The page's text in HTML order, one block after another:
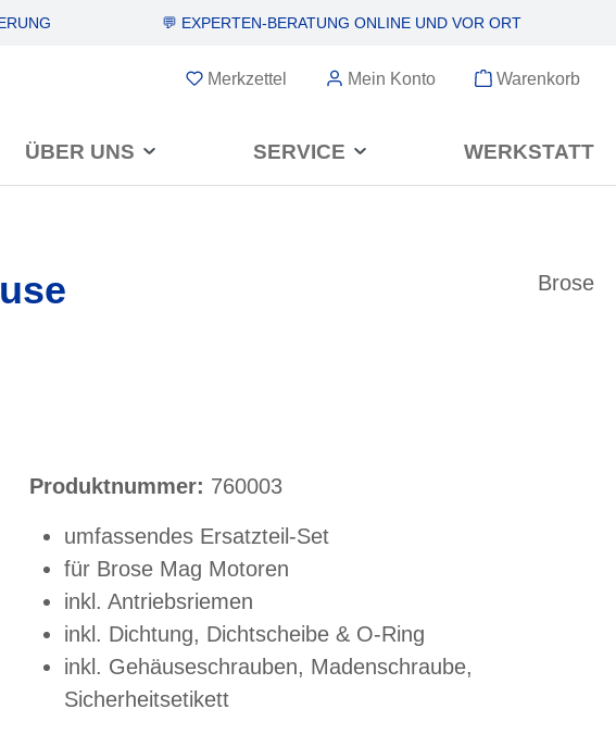
💬 EXPERTEN-BERATUNG ONLINE UND VOR ORT
Merkzettel Mein Konto Warenkorb
ÜBER UNS SERVICE WERKSTATT
Brose
Produktnummer: 760003
umfassendes Ersatzteil-Set
für Brose Mag Motoren
inkl. Antriebsriemen
inkl. Dichtung, Dichtscheibe & O-Ring
inkl. Gehäuseschrauben, Madenschraube,
Sicherheitsetikett